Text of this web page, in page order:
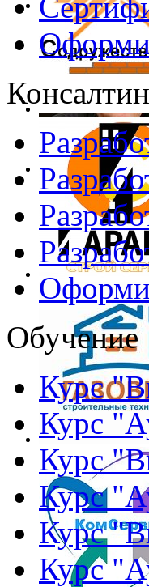
Обучение
Курс
Курс
Курс
Курс
Курс
Курс